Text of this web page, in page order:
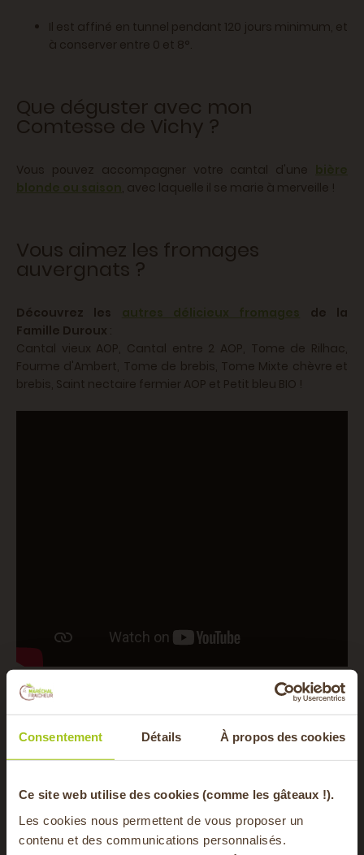
Consentement Détails À propos des cookies
Ce site web utilise des cookies (comme les gâteaux !).
Les cookies nous permettent de vous proposer un
contenu et des communications personnalisés.
Il est affiné en tunnel pendant 120 jours minimum, et
à conserver entre 0 et 8°.
Que déguster avec mon
Comtesse de Vichy ?
Vous pouvez accompagner votre cantal d'une bière
blonde ou saison, avec laquelle il se marie à merveille !
Vous aimez les fromages
auvergnats ?
Découvrez les autres délicieux fromages
de la
Famille Duroux :
Cantal vieux AOP, Cantal entre 2 AOP, Tome de Rilhac,
Fourme d'Ambert, Tome de brebis, Tome Mixte chèvre et
brebis, Saint nectaire fermier AOP et Petit bleu BIO !
Poids du produit
360 gr
30,58€
Temps d'affinage
120 jours minimum
Boîte en carton
-20% offerts sur